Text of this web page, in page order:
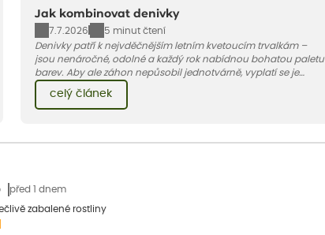
Jak kombinovat denivky
7.7.2026
5 minut čtení
Denivky patří k nejvděčnějším letním kvetoucím trvalkám –
jsou nenáročné, odolné a každý rok nabídnou bohatou paletu
barev. Aby ale záhon nepůsobil jednotvárně, vyplatí se je
doplnit vhodnými sousedy. V dnešním článku vám ukážeme, s
jakými trvalkami a travinami denivky nejlépe ladí.
celý článek
před 1 dnem
zabalené rostliny